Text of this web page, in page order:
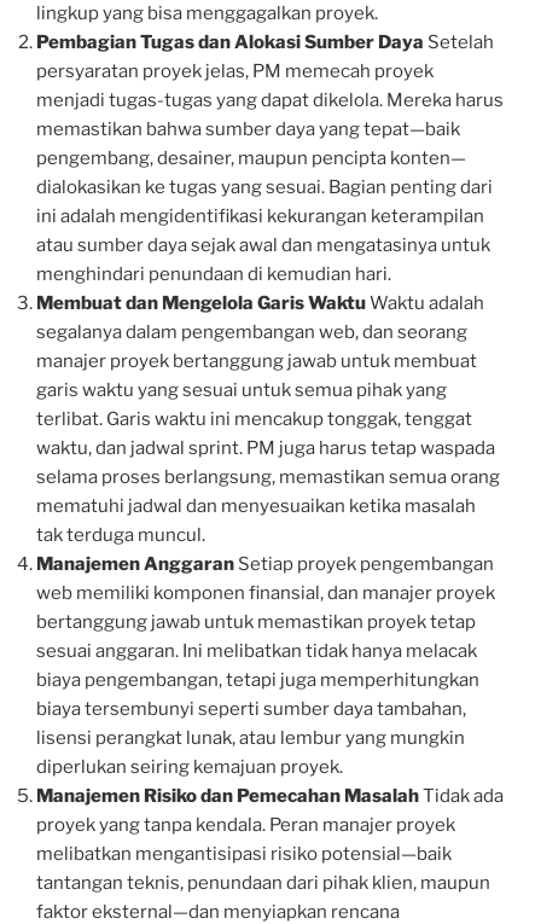
lingkup yang bisa menggagalkan proyek.
Pembagian Tugas dan Alokasi Sumber Daya Setelah
persyaratan proyek jelas, PM memecah proyek
menjadi tugas-tugas yang dapat dikelola. Mereka harus
memastikan bahwa sumber daya yang tepat—baik
pengembang, desainer, maupun pencipta konten—
dialokasikan ke tugas yang sesuai. Bagian penting dari
ini adalah mengidentifikasi kekurangan keterampilan
atau sumber daya sejak awal dan mengatasinya untuk
menghindari penundaan di kemudian hari.
Membuat dan Mengelola Garis WaktuWaktu adalah
segalanya dalam pengembangan web, dan seorang
manajer proyek bertanggung jawab untuk membuat
garis waktu yang sesuai untuk semua pihak yang
terlibat. Garis waktu ini mencakup tonggak, tenggat
waktu, dan jadwal sprint. PM juga harus tetap waspada
selama proses berlangsung, memastikan semua orang
mematuhi jadwal dan menyesuaikan ketika masalah
tak terduga muncul.
Manajemen Anggaran Setiap proyek pengembangan
web memiliki komponen finansial, dan manajer proyek
bertanggung jawab untuk memastikan proyek tetap
sesuai anggaran. Ini melibatkan tidak hanya melacak
biaya pengembangan, tetapi juga memperhitungkan
biaya tersembunyi seperti sumber daya tambahan,
lisensi perangkat lunak, atau lembur yang mungkin
diperlukan seiring kemajuan proyek.
Manajemen Risiko dan Pemecahan MasalahTidak ada
proyek yang tanpa kendala. Peran manajer proyek
melibatkan mengantisipasi risiko potensial—baik
tantangan teknis, penundaan dari pihak klien, maupun
faktor eksternal—dan menyiapkan rencana